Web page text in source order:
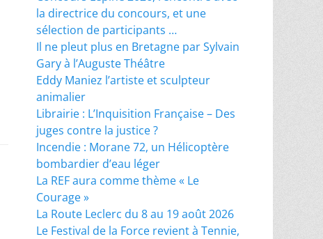
la directrice du concours, et une
sélection de participants …
Il ne pleut plus en Bretagne par Sylvain
Gary à l’Auguste Théâtre
Eddy Maniez l’artiste et sculpteur
animalier
Librairie : L’Inquisition Française – Des
juges contre la justice ?
Incendie : Morane 72, un Hélicoptère
bombardier d’eau léger
La REF aura comme thème « Le
Courage »
La Route Leclerc du 8 au 19 août 2026
Le Festival de la Force revient à Tennie,